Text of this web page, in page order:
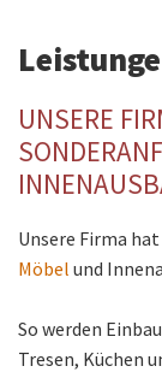
UNSERE
Unsere Firma
Möbel und
So werden
Tresen, Küchen